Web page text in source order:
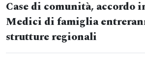
Case di comunità, accordo
Medici di famiglia
strutture regionali